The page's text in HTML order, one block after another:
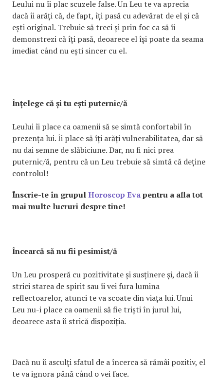
Leului nu îi plac scuzele false. Un Leu te va aprecia
dacă îi arăți că, de fapt, îți pasă cu adevărat de el și că
ești original. Trebuie să treci și prin foc ca să îi
demonstrezi că îți pasă, deoarece el își poate da seama
imediat când nu ești sincer cu el.
Înțelege că și tu ești puternic/ă
Leului îi place ca oamenii să se simtă confortabil în
prezența lui. Îi place să îți arăți vulnerabilitatea, dar să
nu dai semne de slăbiciune. Dar, nu fi nici prea
puternic/ă, pentru că un Leu trebuie să simtă că deține
controlul!
Înscrie-te în grupulHoroscop Evapentru a afla tot
mai multe lucruri despre tine!
Încearcă să nu fii pesimist/ă
Un Leu prosperă cu pozitivitate și susținere și, dacă îi
strici starea de spirit sau îi vei fura lumina
reflectoarelor, atunci te va scoate din viața lui. Unui
Leu nu-i place ca oamenii să fie triști în jurul lui,
deoarece asta îi strică dispoziția.
Dacă nu îi asculți sfatul de a încerca să rămâi pozitiv, el
te va ignora până când o vei face.